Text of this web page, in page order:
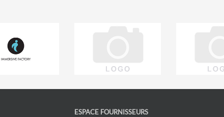
ESPACE FOURNISSEURS